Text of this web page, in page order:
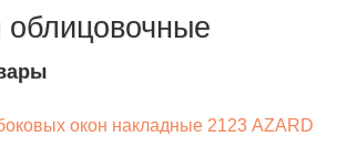
окон накладные 2123 AZARD